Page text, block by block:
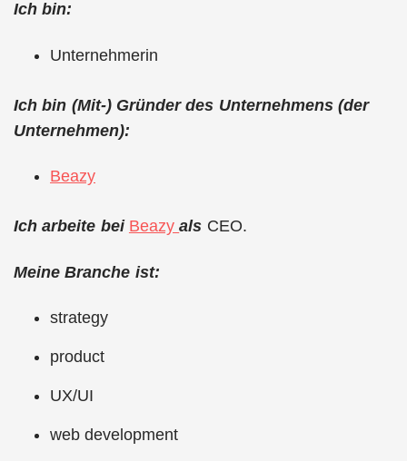
Ich bin:
Unternehmerin
Ich bin (Mit-) Gründer des Unternehmens (der
Unternehmen):
Beazy
Ich arbeite bei Beazyals CEO.
Meine Branche ist:
strategy
product
UX/UI
web development